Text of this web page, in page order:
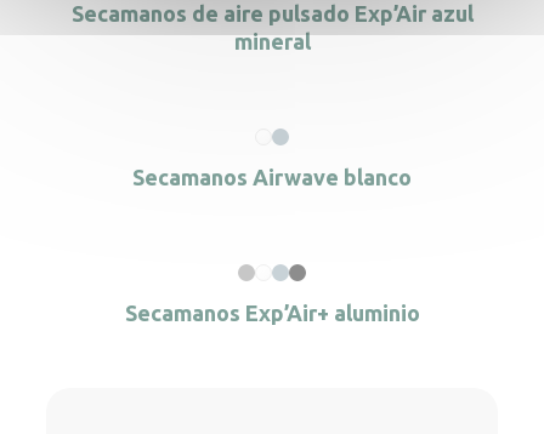
Secamanos de aire pulsado Exp’Air azul
mineral
Secamanos Airwave blanco
Secamanos Exp’Air+ aluminio